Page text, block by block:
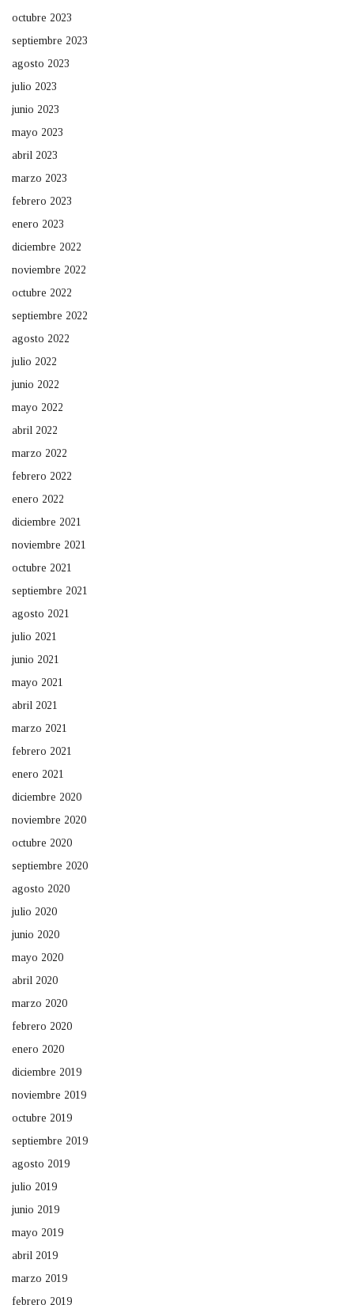
octubre 2023
septiembre 2023
agosto 2023
julio 2023
junio 2023
mayo 2023
abril 2023
marzo 2023
febrero 2023
enero 2023
diciembre 2022
noviembre 2022
octubre 2022
septiembre 2022
agosto 2022
julio 2022
junio 2022
mayo 2022
abril 2022
marzo 2022
febrero 2022
enero 2022
diciembre 2021
noviembre 2021
octubre 2021
septiembre 2021
agosto 2021
julio 2021
junio 2021
mayo 2021
abril 2021
marzo 2021
febrero 2021
enero 2021
diciembre 2020
noviembre 2020
octubre 2020
septiembre 2020
agosto 2020
julio 2020
junio 2020
mayo 2020
abril 2020
marzo 2020
febrero 2020
enero 2020
diciembre 2019
noviembre 2019
octubre 2019
septiembre 2019
agosto 2019
julio 2019
junio 2019
mayo 2019
abril 2019
marzo 2019
febrero 2019